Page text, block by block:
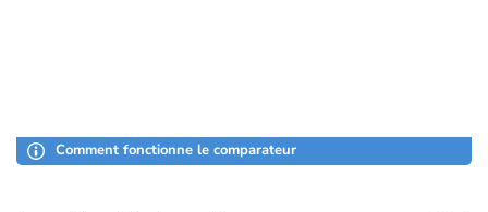
Comment fonctionne le comparateur